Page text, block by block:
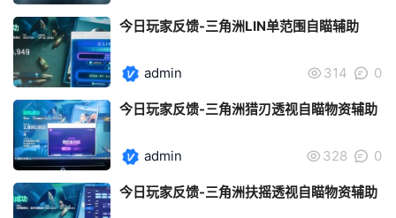
今日玩家反馈-三角洲LIN单范围自瞄辅助
admin 314 0
今日玩家反馈-三角洲猎刃透视自瞄物资辅助
admin 328 0
今日玩家反馈-三角洲扶摇透视自瞄物资辅助